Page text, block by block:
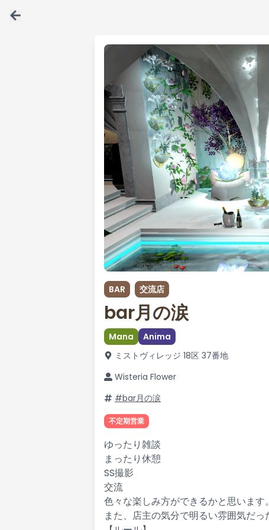
BAR 交流店
bar月の涙
Mana Anima
ミストヴィレッジ 18区 37番地
Wisteria Flower
#bar月の涙
不定期営業
ゆったり雑談
まったり休憩
SS撮影
交流
色々な楽しみ方ができるかと思います。
また、店主の気分で明るい雰囲気だ